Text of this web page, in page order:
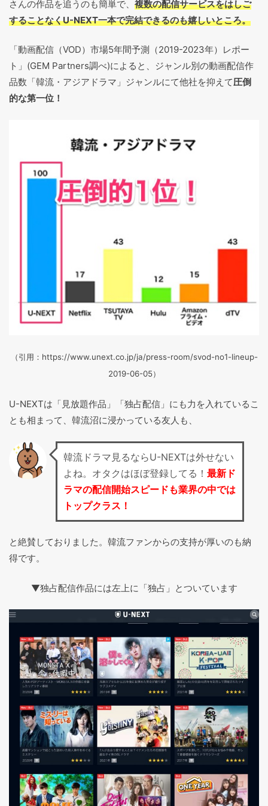
さんの作品を追うのも簡単で、 複数の配信サービスをはしご
することなくU-NEXT一本で完結できるのも嬉しいところ。
「動画配信（VOD）市場5年間予測（2019-2023年）レポー
ト」(GEM Partners調べ)によると、ジャンル別の動画配信作
品数「韓流・アジアドラマ」ジャンルにて他社を抑えて圧倒
的な第一位！
（引用：https://www.unext.co.jp/ja/press-room/svod-no1-lineup-
2019-06-05）
U-NEXTは「見放題作品」「独占配信」にも力を入れているこ
とも相まって、韓流沼に浸かっている友人も、
韓流ドラマ見るならU-NEXTは外せない
よね。オタクはほぼ登録してる！ 最新ド
ラマの配信開始スピードも業界の中では
トップクラス！
と絶賛しておりました。韓流ファンからの支持が厚いのも納
得です。
▼独占配信作品には左上に「独占」とついています